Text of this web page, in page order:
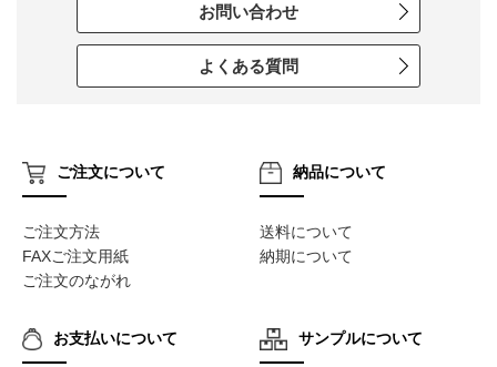
お問い合わせ
よくある質問
ご注文について
ご注文方法
FAXご注文用紙
ご注文のながれ
納品について
送料について
納期について
お支払いについて サンプルについて